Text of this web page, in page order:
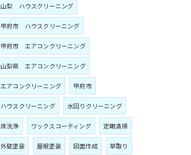
山梨 ハウスクリーニング
甲府市 ハウスクリーニング
甲府市 エアコンクリーニング
山梨県 エアコンクリーニング
エアコンクリーニング 甲府市
ハウスクリーニング 水回りクリーニング
床洗浄 ワックスコーティング 定期清掃
外壁塗装 屋根塗装 図面作成 草取り